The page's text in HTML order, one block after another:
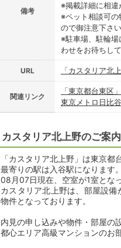
備考
※掲載詳細に相違
※ペット相談可の
ので御注意下さ
※駐車場、駐輪
わせをお待ちして
URL 「カスタリア北
関連リンク
「東京都台東区
東京メトロ日比
カスタリア北上野のご案内
「カスタリア北上野」は東京
最寄りの駅は入谷駅になります
08月07日現在、空室が1室とな
カスタリア北上野は、部屋設
物件となっております。
内見の申し込みや物件・部屋の
都心エリア高級マンションのお